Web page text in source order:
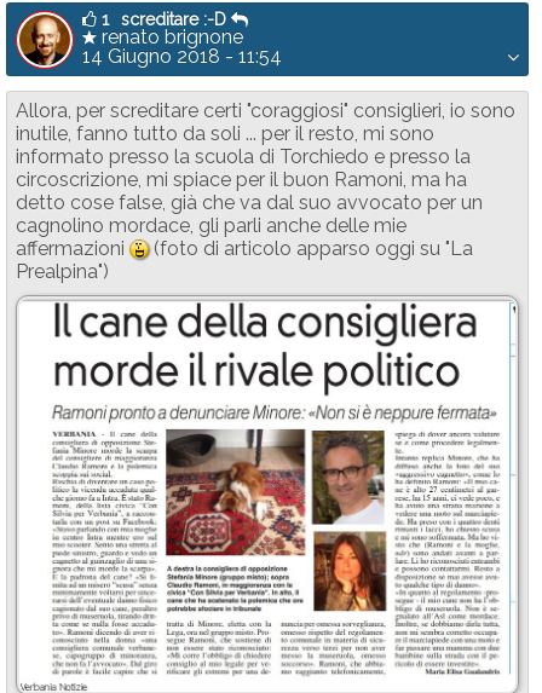
1 screditare :-D
renato brignone
14 Giugno 2018 - 11:54
Allora, per screditare certi "coraggiosi" consiglieri, io sono
inutile, fanno tutto da soli ... per il resto, mi sono
informato presso la scuola di Torchiedo e presso la
circoscrizione, mi spiace per il buon Ramoni, ma ha
detto cose false, già che va dal suo avvocato per un
cagnolino mordace, gli parli anche delle mie
affermazioni
:-D(foto di articolo apparso oggi su "La
Prealpina")